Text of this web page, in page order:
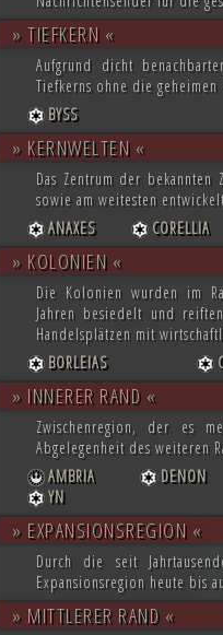
» TIEFKERN «
Aufgrund dicht
Tiefkerns ohne die
BYSS
» KERNWELTEN «
Das Zentrum der
sowie am weitesten
ANAXES
CORELLIA
» KOLONIEN «
Die Kolonien wurden im
Jahren besiedelt und
Handelsplätzen mit
BORLEIAS
» INNERER RAND «
Zwischenregion, der es
Abgelegenheit des weiteren
AMBRIA
DENON
YN
» EXPANSIONSREGION «
Durch die seit
Expansionsregion heute bis
» MITTLERER RAND «